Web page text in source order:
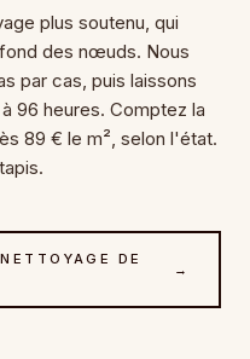
plus soutenu, qui
des nœuds. Nous
par cas, puis laissons
96 heures. Comptez la
89 € le m², selon l'état.
DE
→